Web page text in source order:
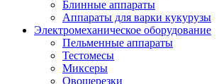
Блинные аппараты
Аппараты для варки кукурузы
Электромеханическое оборудование
Пельменные аппараты
Тестомесы
Миксеры
Овощерезки